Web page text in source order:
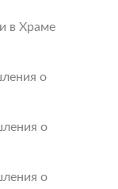
в Храме
о
о
о